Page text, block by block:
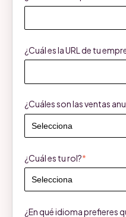
¿Cuál es la URL de tu
¿Cuáles son las ventas
¿Cuál es tu rol?*
¿En qué idioma prefieres